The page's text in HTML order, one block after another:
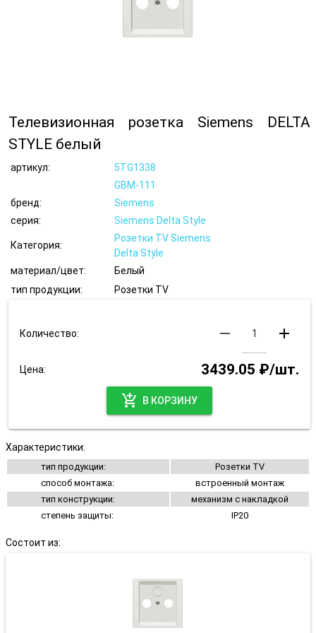
Телевизионная розетка Siemens DELTA
STYLE белый
артикул:
5TG1338
GBM-111
бренд:
Siemens
серия:
Siemens Delta Style
Категория:
Розетки TV Siemens
Delta Style
материал/цвет:
Белый
тип продукции:
Розетки TV
Количество: remove add
Цена:
3439.05 ₽/шт.
add_shopping_cart
В КОРЗИНУ
Характеристики:
тип продукции:
Розетки TV
способ монтажа:
встроенный монтаж
тип конструкции:
механизм с накладкой
степень защиты:
IP20
Состоит из: